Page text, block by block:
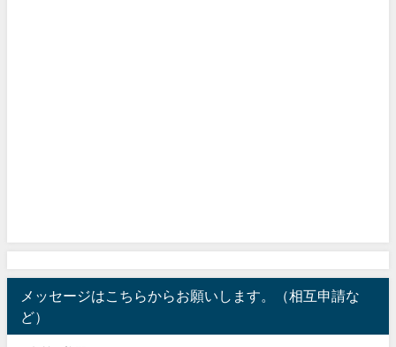
メッセージはこちらからお願いします。（相互申請な
ど）